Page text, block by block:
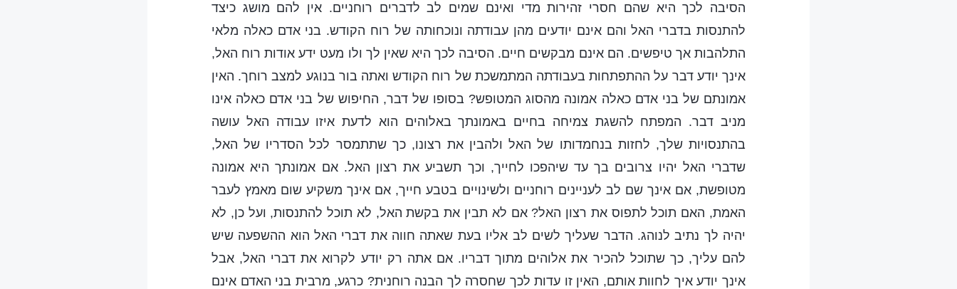
הסיבה לכך היא שהם חסרי זהירות מדי ואינם שמים לב לדברים רוחניים. אין להם מושג כיצד
להתנסות בדברי האל והם אינם יודעים מהן עבודתה ונוכחותה של רוח הקודש. בני אדם כאלה מלאי
התלהבות אך טיפשים. הם אינם מבקשים חיים. הסיבה לכך היא שאין לך ולו מעט ידע אודות רוח האל,
אינך יודע דבר על ההתפתחות בעבודתה המתמשכת של רוח הקודש ואתה בור בנוגע למצב רוחך. האין
אמונתם של בני אדם כאלה אמונה מהסוג המטופש? בסופו של דבר, החיפוש של בני אדם כאלה אינו
מניב דבר. המפתח להשגת צמיחה בחיים באמונתך באלוהים הוא לדעת איזו עבודה האל עושה
בהתנסויות שלך, לחזות בנחמדותו של האל ולהבין את רצונו, כך שתתמסר לכל הסדריו של האל,
שדברי האל יהיו צרובים בך עד שיהפכו לחייך, וכך תשביע את רצון האל. אם אמונתך היא אמונה
מטופשת, אם אינך שם לב לעניינים רוחניים ולשינויים בטבע חייך, אם אינך משקיע שום מאמץ לעבר
האמת, האם תוכל לתפוס את רצון האל? אם לא תבין את בקשת האל, לא תוכל להתנסות, ועל כן, לא
יהיה לך נתיב לנוהג. הדבר שעליך לשים לב אליו בעת שאתה חווה את דברי האל הוא ההשפעה שיש
להם עליך, כך שתוכל להכיר את אלוהים מתוך דבריו. אם אתה רק יודע לקרוא את דברי האל, אבל
אינך יודע איך לחוות אותם, האין זו עדות לכך שחסרה לך הבנה רוחנית? כרגע, מרבית בני האדם אינם